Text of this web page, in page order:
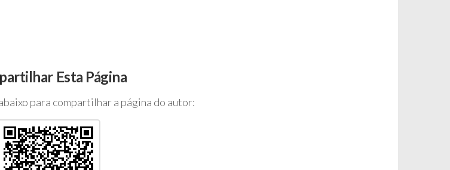
Esta Página
para compartilhar a página do autor: